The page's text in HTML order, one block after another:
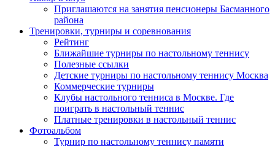
Приглашаются на занятия пенсионеры Басманного
района
Тренировки, турниры и соревнования
Рейтинг
Ближайшие турниры по настольному теннису
Полезные ссылки
Детские турниры по настольному теннису Москва
Коммерческие турниры
Клубы настольного тенниса в Москве. Где
поиграть в настольный теннис
Платные тренировки в настольный теннис
Фотоальбом
Турнир по настольному теннису памяти